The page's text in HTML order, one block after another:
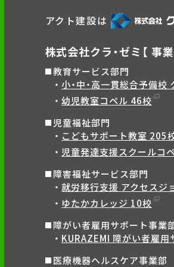
アクト建設は
株式会社クラ・ゼミ【 事業
教育サービス部門
小・中・高一貫総合予備
幼児教室コペル 46校
児童福祉部門
こどもサポート教室 205
児童発達支援スクールコ
障害福祉サービス部門
就労移行支援 アクセスジ
ゆたかカレッジ 10校
障がい者雇用サポート事業
KURAZEMI 障がい者雇用
医療機器ヘルスケア事業部